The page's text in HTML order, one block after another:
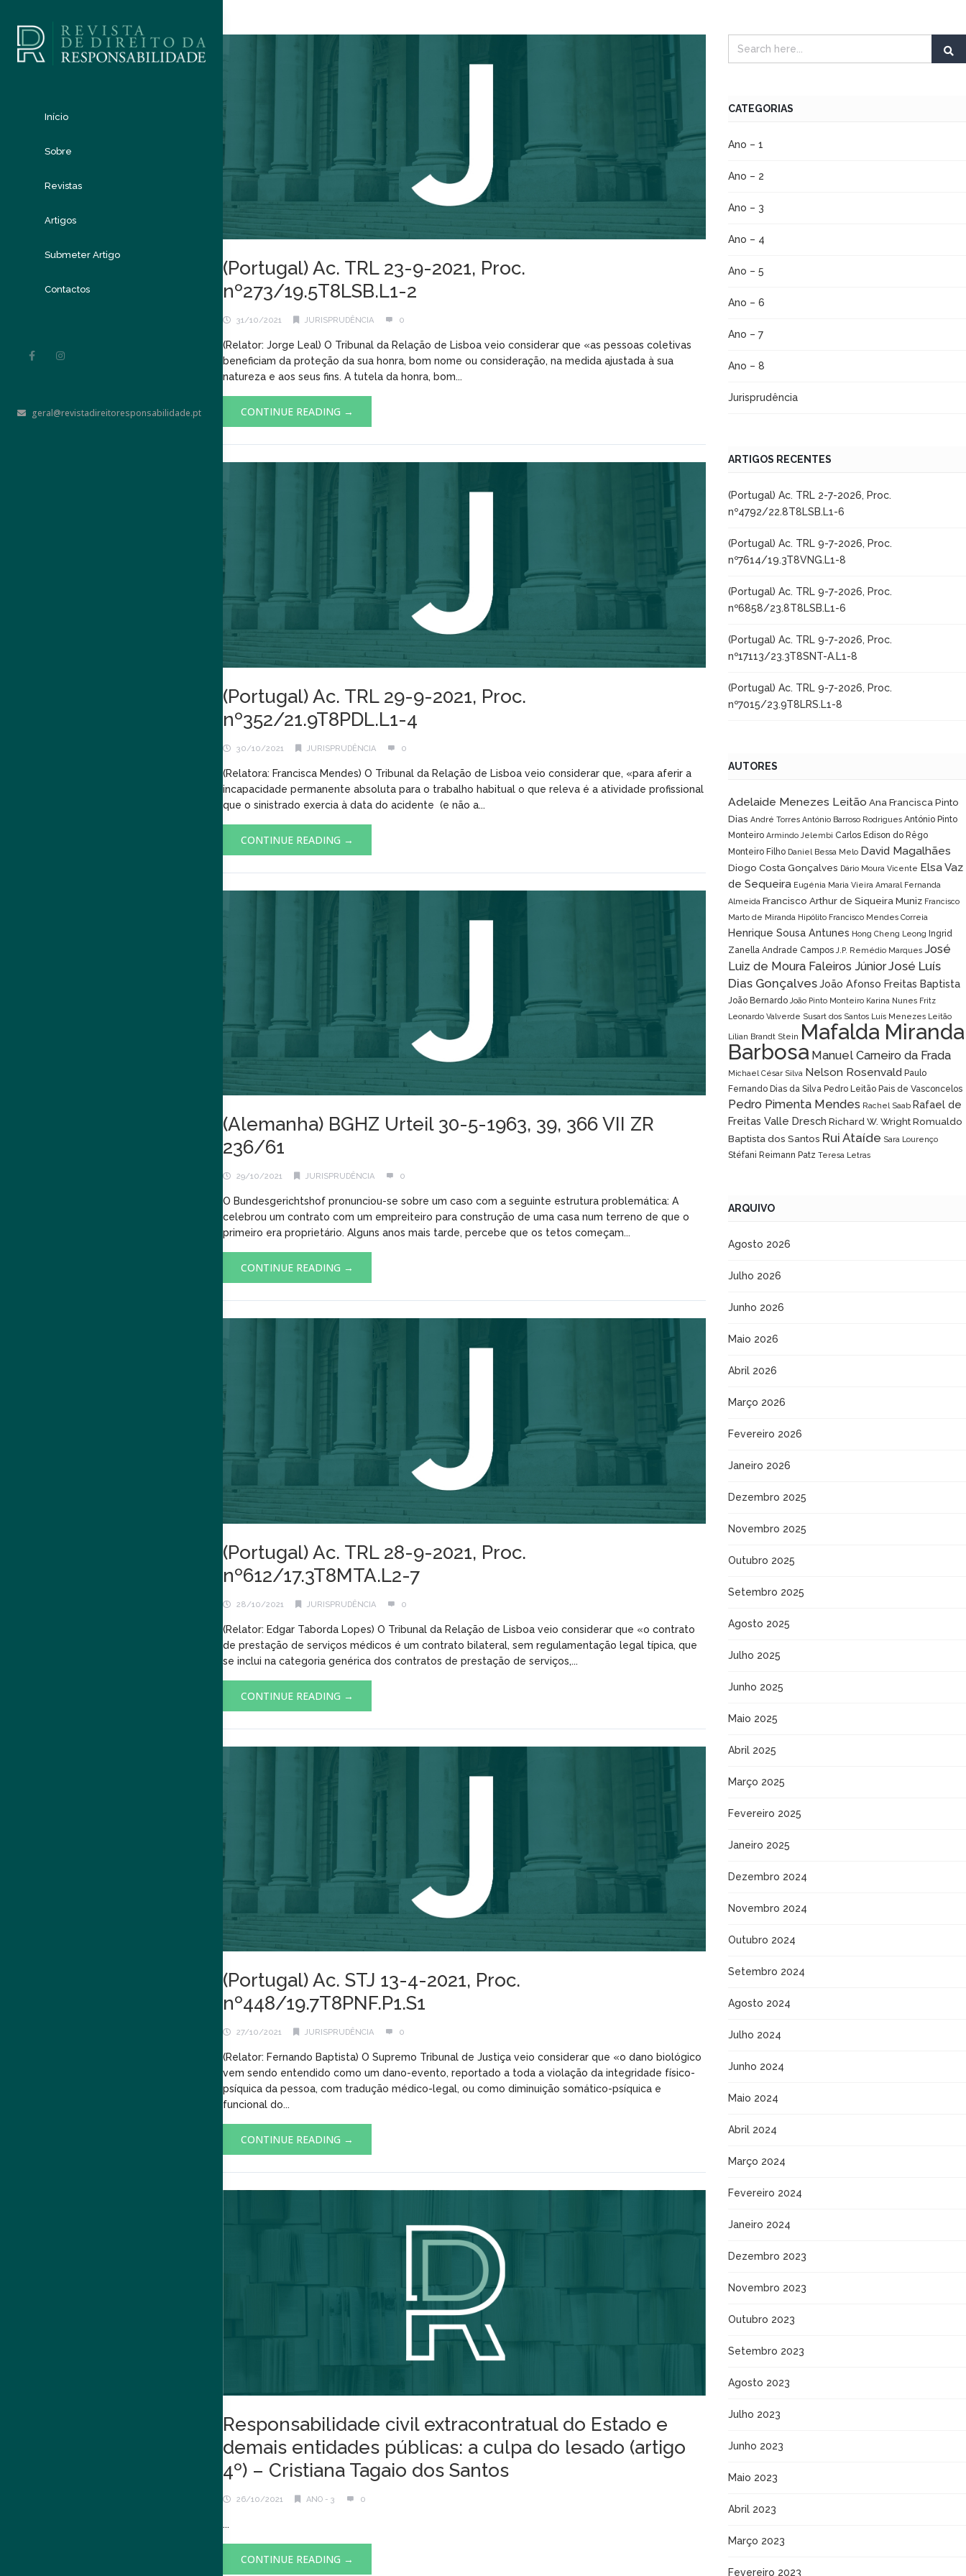
Início
Sobre
Revistas
Artigos
Submeter Artigo
Contactos
geral@revistadireitoresponsabilidade.pt
(Portugal) Ac. TRL 23-9-2021, Proc.
nº273/19.5T8LSB.L1-2
31/10/2021 JURISPRUDÊNCIA 0
(Relator: Jorge Leal) O Tribunal da Relação de Lisboa veio considerar que «as pessoas coletivas
beneficiam da proteção da sua honra, bom nome ou consideração, na medida ajustada à sua
natureza e aos seus fins. A tutela da honra, bom...
CONTINUE READING →
(Portugal) Ac. TRL 29-9-2021, Proc.
nº352/21.9T8PDL.L1-4
30/10/2021 JURISPRUDÊNCIA 0
(Relatora: Francisca Mendes) O Tribunal da Relação de Lisboa veio considerar que, «para aferir a
incapacidade permanente absoluta para o trabalho habitual o que releva é a atividade profissional
que o sinistrado exercia à data do acidente (e não a...
CONTINUE READING →
(Alemanha) BGHZ Urteil 30-5-1963, 39, 366 VII ZR
236/61
29/10/2021 JURISPRUDÊNCIA 0
O Bundesgerichtshof pronunciou-se sobre um caso com a seguinte estrutura problemática: A
celebrou um contrato com um empreiteiro para construção de uma casa num terreno de que o
primeiro era proprietário. Alguns anos mais tarde, percebe que os tetos começam...
CONTINUE READING →
(Portugal) Ac. TRL 28-9-2021, Proc.
nº612/17.3T8MTA.L2-7
28/10/2021 JURISPRUDÊNCIA 0
(Relator: Edgar Taborda Lopes) O Tribunal da Relação de Lisboa veio considerar que «o contrato
de prestação de serviços médicos é um contrato bilateral, sem regulamentação legal típica, que
se inclui na categoria genérica dos contratos de prestação de serviços,...
CONTINUE READING →
(Portugal) Ac. STJ 13-4-2021, Proc.
nº448/19.7T8PNF.P1.S1
27/10/2021 JURISPRUDÊNCIA 0
(Relator: Fernando Baptista) O Supremo Tribunal de Justiça veio considerar que «o dano biológico
vem sendo entendido como um dano-evento, reportado a toda a violação da integridade físico-
psíquica da pessoa, com tradução médico-legal, ou como diminuição somático-psíquica e
funcional do...
CONTINUE READING →
Responsabilidade civil extracontratual do Estado e
demais entidades públicas: a culpa do lesado (artigo
4º) – Cristiana Tagaio dos Santos
26/10/2021 ANO - 3 0
...
CONTINUE READING →
CATEGORIAS
Ano – 1
Ano – 2
Ano – 3
Ano – 4
Ano – 5
Ano – 6
Ano – 7
Ano – 8
Jurisprudência
ARTIGOS RECENTES
(Portugal) Ac. TRL 2-7-2026, Proc.
nº4792/22.8T8LSB.L1-6
(Portugal) Ac. TRL 9-7-2026, Proc.
nº7614/19.3T8VNG.L1-8
(Portugal) Ac. TRL 9-7-2026, Proc.
nº6858/23.8T8LSB.L1-6
(Portugal) Ac. TRL 9-7-2026, Proc.
nº17113/23.3T8SNT-A.L1-8
(Portugal) Ac. TRL 9-7-2026, Proc.
nº7015/23.9T8LRS.L1-8
AUTORES
Adelaide Menezes Leitão Ana Francisca Pinto
Dias André Torres António Barroso Rodrigues António Pinto
Monteiro Armindo Jelembi Carlos Edison do Rêgo
Monteiro Filho Daniel Bessa Melo David Magalhães
Diogo Costa Gonçalves Dário Moura Vicente Elsa Vaz
de Sequeira Eugénia Maria Vieira Amaral Fernanda
Almeida Francisco Arthur de Siqueira Muniz Francisco
Marto de Miranda Hipólito Francisco Mendes Correia
Henrique Sousa Antunes Hong Cheng Leong Ingrid
Zanella Andrade Campos J.P. Remédio Marques José
Luiz de Moura Faleiros JúniorJosé Luís
Dias GonçalvesJoão Afonso Freitas Baptista
João Bernardo João Pinto Monteiro Karina Nunes Fritz
Leonardo Valverde Susart dos Santos Luís Menezes Leitão
Lílian Brandt Stein Mafalda Miranda
Barbosa Manuel Carneiro da Frada
Michael César Silva Nelson Rosenvald Paulo
Fernando Dias da Silva Pedro Leitão Pais de Vasconcelos
Pedro Pimenta Mendes Rachel Saab Rafael de
Freitas Valle Dresch Richard W. WrightRomualdo
Baptista dos Santos Rui Ataíde Sara Lourenço
Stéfani Reimann Patz Teresa Letras
ARQUIVO
Agosto 2026
Julho 2026
Junho 2026
Maio 2026
Abril 2026
Março 2026
Fevereiro 2026
Janeiro 2026
Dezembro 2025
Novembro 2025
Outubro 2025
Setembro 2025
Agosto 2025
Julho 2025
Junho 2025
Maio 2025
Abril 2025
Março 2025
Fevereiro 2025
Janeiro 2025
Dezembro 2024
Novembro 2024
Outubro 2024
Setembro 2024
Agosto 2024
Julho 2024
Junho 2024
Maio 2024
Abril 2024
Março 2024
Fevereiro 2024
Janeiro 2024
Dezembro 2023
Novembro 2023
Outubro 2023
Setembro 2023
Agosto 2023
Julho 2023
Junho 2023
Maio 2023
Abril 2023
Março 2023
Fevereiro 2023